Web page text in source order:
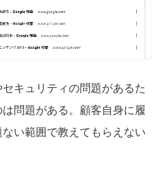
キュリティの問題があるた
問題がある。顧客自身に履
い範囲で教えてもらえない